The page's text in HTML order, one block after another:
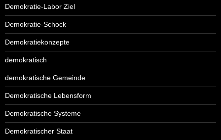
Demokratie-Labor Ziel
Demokratie-Schock
Demokratiekonzepte
demokratisch
demokratische Gemeinde
Demokratische Lebensform
Demokratische Systeme
Demokratischer Staat